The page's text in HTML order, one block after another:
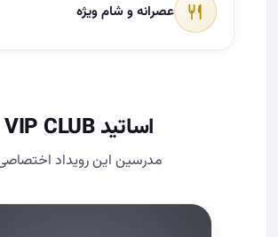
عصرانه و شام ویژه
اساتید VIP CLUB
مدرسین این رویداد